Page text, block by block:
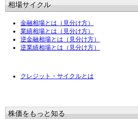
相場サイクル
金融相場とは（見分け方）
業績相場とは（見分け方）
逆金融相場とは（見分け方）
逆業績相場とは（見分け方）
クレジット・サイクルとは
株価をもっと知る